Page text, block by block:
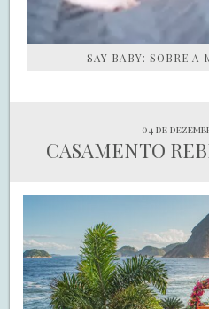
SAY BABY: SOBRE A
04 de
CASAMENTO